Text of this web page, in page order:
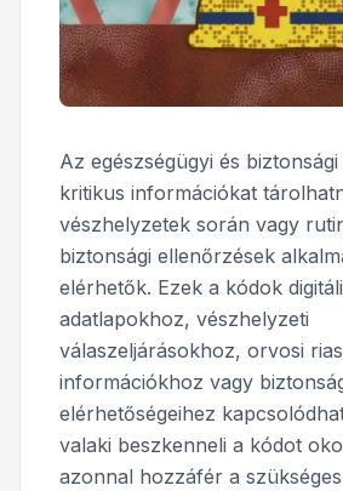
Az egészségügyi és
kritikus információkat
vészhelyzetek során vagy
biztonsági ellenőrzések
elérhetők. Ezek a kódok
adatlapokhoz, vészhelyzeti
válaszeljárásokhoz, orvosi
információkhoz vagy
elérhetőségeihez
valaki beszkenneli a kódot
azonnal hozzáfér a szükséges